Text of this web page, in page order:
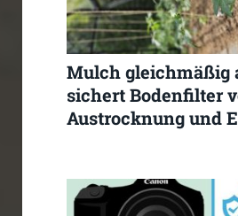
Mulch gleichmäßig
sichert Bodenfilter
Austrocknung und